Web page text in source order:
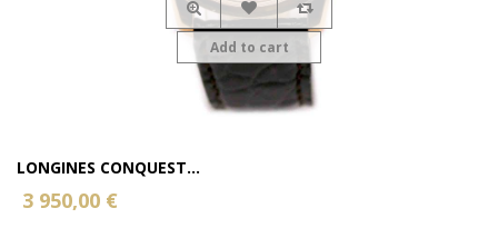
LONGINES CONQUEST...
3 950,00 €
Add to cart